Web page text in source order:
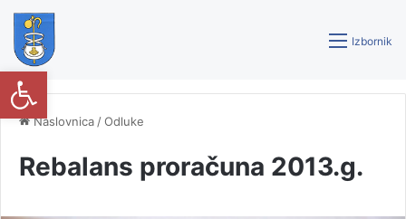
Izbornik
Naslovnica /Odluke
Rebalans proračuna 2013.g.
Open toolbar